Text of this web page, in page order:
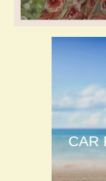
CAR